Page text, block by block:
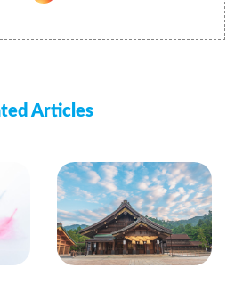
Articles